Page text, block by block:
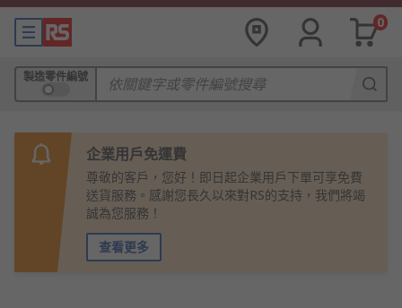
0
製造零件編號
企業用戶免運費
尊敬的客戶，您好！即日起企業用戶下單可享免費
送貨服務。感謝您長久以來對RS的支持，我們將竭
誠為您服務！
查看更多